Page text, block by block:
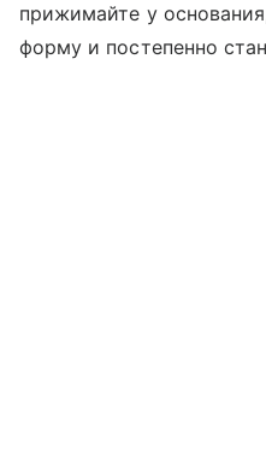
прижимайте у
форму и постепенно